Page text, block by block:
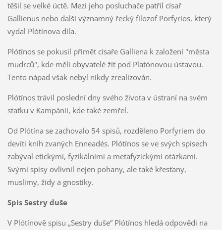
těšil se velké úctě. Mezi jeho posluchače patřil císař
Gallienus nebo další významný řecký filozof Porfyrios, který
vydal Plótínova díla.
Plótínos se pokusil přimět císaře Galliena k založení "města
mudrců", kde měli obyvatelé žít pod Platónovou ústavou.
Tento nápad však nebyl nikdy zrealizován.
Plótínos trávil poslední dny svého života v ústraní na svém
statku v Kampánii, kde také zemřel.
Od Plótína se zachovalo 54 spisů, rozděleno Porfyriem do
devíti knih zvaných Enneadés. Plótínos se ve svých spisech
zabýval etickými, fyzikálními a metafyzickými otázkami.
Svými spisy ovlivnil nejen pohany, ale také křesťany,
muslimy, židy a gnostiky.
Spis Sestry duše
V Plótínově spisu „Sestry duše“ Plótínos hledá odpovědi na